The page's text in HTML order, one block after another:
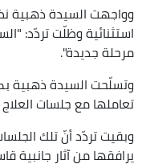
وواجهت السيدة ذهبية
استثنائية وظلّت تردّد:
مرحلة جديدة".
وتسلّحت السيدة ذهبية
تعاملها مع جلسات العلاج
وبقيت تردّد أنّ تلك
يرافقها من آثار جانبية